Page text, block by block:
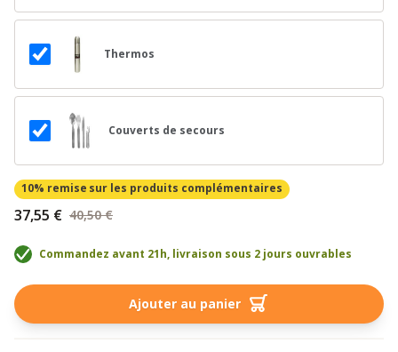
Thermos
Couverts de secours
10% remise sur les produits complémentaires
37,55 € 40,50 €
Commandez avant 21h, livraison sous 2 jours ouvrables
Ajouter au panier